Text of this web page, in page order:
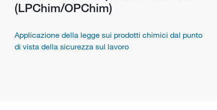
(LPChim/OPChim)
Applicazione della legge sui prodotti chimici dal punto
di vista della sicurezza sul lavoro